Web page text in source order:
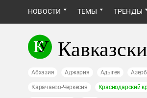
НОВОСТИ ТЕМЫ ТРЕНДЫ
Абхазия Аджария Адыгея
Карачаево-Черкесия Краснодарский